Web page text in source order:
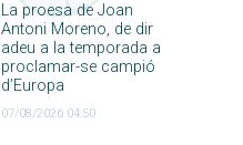
La proesa de Joan
Antoni Moreno, de dir
adeu a la temporada a
proclamar-se campió
d’Europa
07/08/2026 04:50